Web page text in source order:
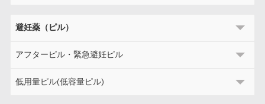
避妊薬（ピル）
アフターピル・緊急避妊ピル
低用量ピル(低容量ピル)